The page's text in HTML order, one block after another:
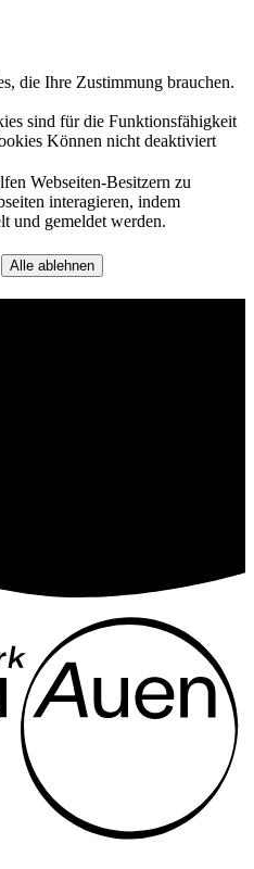
die Ihre Zustimmung brauchen.
sind für die Funktionsfähigkeit
Können nicht deaktiviert
Webseiten-Besitzern zu
interagieren, indem
und gemeldet werden.
Alle ablehnen